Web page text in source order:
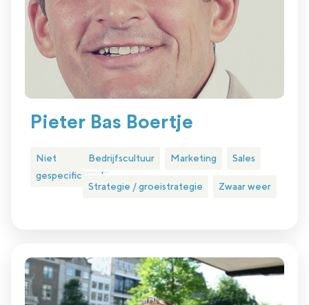
Pieter Bas Boertje
Niet
gespecificeerd
Bedrijfscultuur Marketing Sales
Strategie / groeistrategie Zwaar weer